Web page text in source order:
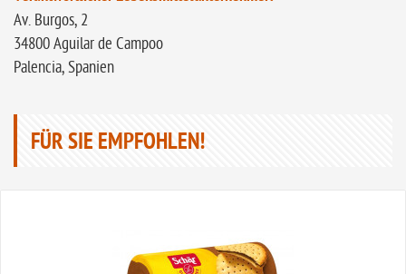
Av. Burgos, 2
34800 Aguilar de Campoo
Palencia, Spanien
FÜR SIE EMPFOHLEN!